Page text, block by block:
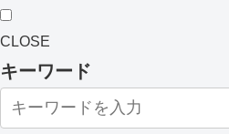
CLOSE
キーワード